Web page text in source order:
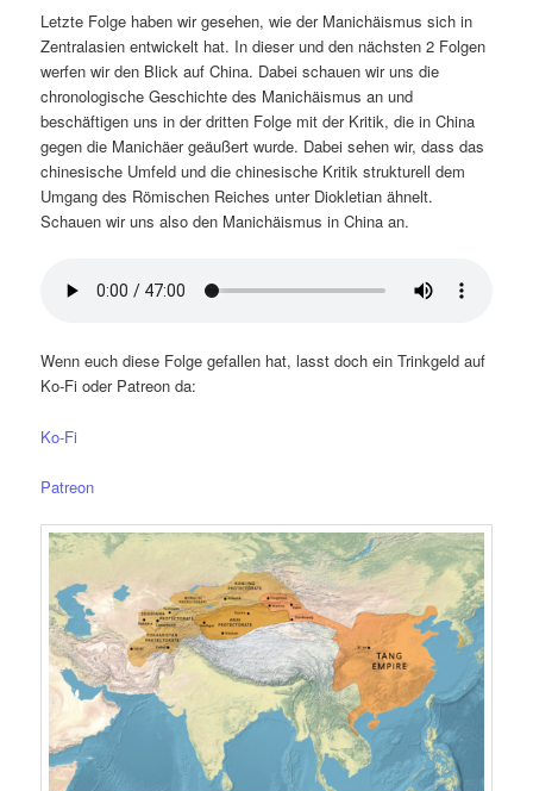
Letzte Folge haben wir gesehen, wie der Manichäismus sich in
Zentralasien entwickelt hat. In dieser und den nächsten 2 Folgen
werfen wir den Blick auf China. Dabei schauen wir uns die
chronologische Geschichte des Manichäismus an und
beschäftigen uns in der dritten Folge mit der Kritik, die in China
gegen die Manichäer geäußert wurde. Dabei sehen wir, dass das
chinesische Umfeld und die chinesische Kritik strukturell dem
Umgang des Römischen Reiches unter Diokletian ähnelt.
Schauen wir uns also den Manichäismus in China an.
Wenn euch diese Folge gefallen hat, lasst doch ein Trinkgeld auf
Ko-Fi oder Patreon da:
Ko-Fi
Patreon